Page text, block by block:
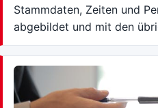
Stammdaten, Zeiten und
abgebildet und mit den